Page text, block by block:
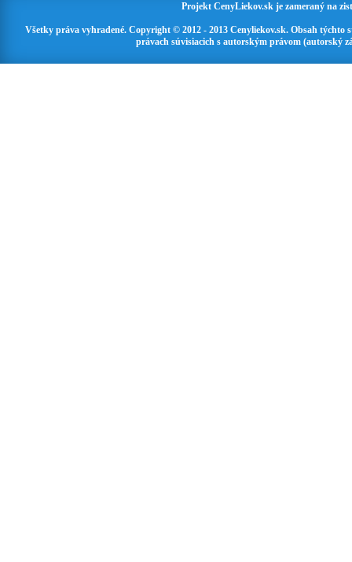
Projekt CenyLiekov.sk je zameraný na
Všetky práva vyhradené. Copyright © 2012 - 2013 Cenyliekov.sk. Obsah
právach súvisiacich s autorským právom (autorský